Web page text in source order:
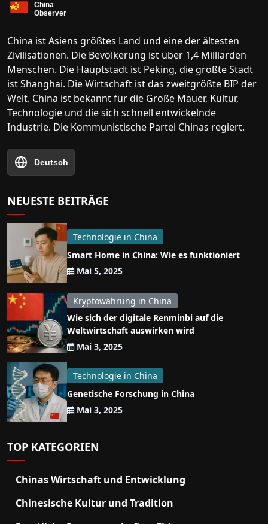
China ist Asiens größtes Land und eine der ältesten
Zivilisationen. Die Bevölkerung ist über 1,4 Milliarden
Menschen. Die Hauptstadt ist Peking, die größte Stadt
ist Shanghai. Die Wirtschaft ist das zweitgrößte BIP der
Welt. China ist bekannt für die Große Mauer, Kultur,
Technologie und die sich schnell entwickelnde
Industrie. Die Kommunistische Partei Chinas regiert.
Deutsch
NEUESTE BEITRÄGE
Technologie in China
Smart Home in China: Wie es funktioniert
Mai 5, 2025
Kryptowährung in China
Wie sich der digitale Renminbi auf die
Weltwirtschaft auswirken wird
Mai 3, 2025
Technologie in China
Genetische Forschung in China
Mai 3, 2025
TOP KATEGORIEN
Chinas Wirtschaft und Entwicklung
Chinesische Kultur und Tradition